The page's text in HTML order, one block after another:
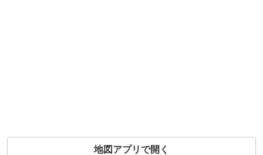
地図アプリで開く